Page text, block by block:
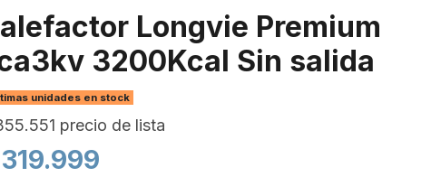
Longvie Premium
3200Kcal Sin salida
unidades en stock
precio de lista